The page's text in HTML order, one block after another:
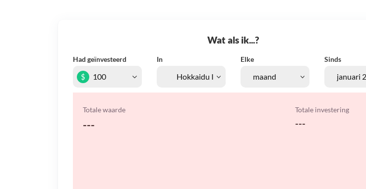
Wat als ik...?
Had geïnvesteerd In Elke Sinds
$
Totale waarde
---
Totale investering
---